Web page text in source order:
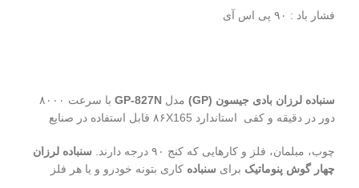
فشار باد : ۹۰ پی اس آی
سنباده لرزان بادی جیسون (GP) مدل
با سرعت ۸۰۰۰
دور در دقیقه و کفی استاندارد ۸۶X165 قابل استفاده در صنایع
چوب، مبلمان، فلز و کارهایی که کنج ۹۰ درجه دارند.
سنباده لرزان
چهار گوش پنوماتیک برای سنباده کاری بتونه خودرو و یا هر فلز